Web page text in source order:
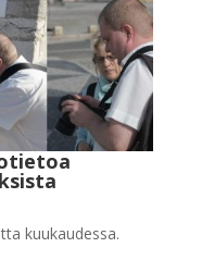
kuukaudessa.